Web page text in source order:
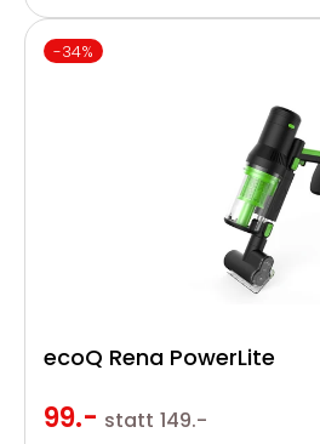
-34%
99.- statt 149.-
ecoQ Rena PowerLite